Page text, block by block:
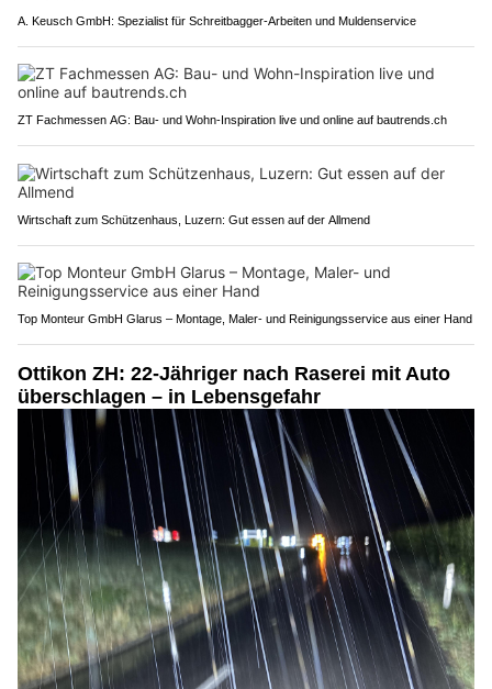
A. Keusch GmbH: Spezialist für Schreitbagger-Arbeiten und Muldenservice
ZT Fachmessen AG: Bau- und Wohn-Inspiration live und online auf bautrends.ch
Wirtschaft zum Schützenhaus, Luzern: Gut essen auf der Allmend
Top Monteur GmbH Glarus – Montage, Maler- und Reinigungsservice aus einer Hand
Ottikon ZH: 22-Jähriger nach Raserei mit Auto
überschlagen – in Lebensgefahr